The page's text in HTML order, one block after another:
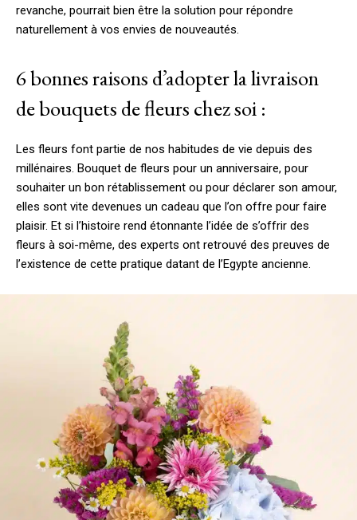
revanche, pourrait bien être la solution pour répondre
naturellement à vos envies de nouveautés.
6 bonnes raisons d’adopter la livraison
de bouquets de fleurs chez soi :
Les fleurs font partie de nos habitudes de vie depuis des
millénaires. Bouquet de fleurs pour un anniversaire, pour
souhaiter un bon rétablissement ou pour déclarer son amour,
elles sont vite devenues un cadeau que l’on offre pour faire
plaisir. Et si l’histoire rend étonnante l’idée de s’offrir des
fleurs à soi-même, des experts ont retrouvé des preuves de
l’existence de cette pratique datant de l’Egypte ancienne.